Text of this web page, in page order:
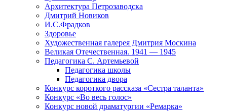
Архитектура Петрозаводска
Дмитрий Новиков
И.С.Фрадков
Здоровье
Художественная галерея Дмитрия Москина
Великая Отечественная. 1941 — 1945
Педагогика С. Артемьевой
Педагогика школы
Педагогика двора
Конкурс короткого рассказа «Сестра таланта»
Конкурс «Во весь голос»
Конкурс новой драматургии «Ремарка»